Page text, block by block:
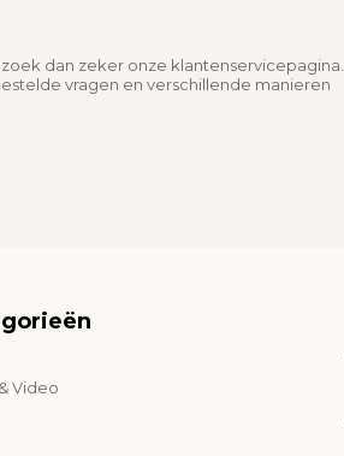
dan zeker onze klantenservicepagina.
vragen en verschillende manieren
Video